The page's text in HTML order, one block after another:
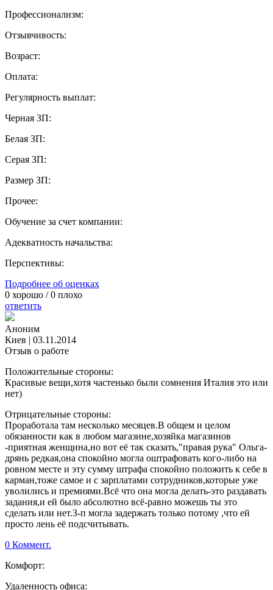
Профессионализм:
Отзывчивость:
Возраст:
Оплата:
Регулярность выплат:
Черная ЗП:
Белая ЗП:
Серая ЗП:
Размер ЗП:
Прочее:
Обучение за счет компании:
Адекватность начальства:
Перспективы:
Подробнее об оценках
0 хорошо /0 плохо
ответить
Аноним
Киев | 03.11.2014
Отзыв о работе
Положительные стороны:
Красивые вещи,хотя частенько были сомнения Италия это или
нет)
Отрицательные стороны:
Проработала там несколько месяцев.В общем и целом
обязанности как в любом магазине,хозяйка магазинов
-приятная женщина,но вот её так сказать,"правая рука" Ольга-
дрянь редкая,она спокойно могла оштрафовать кого-либо на
ровном месте и эту сумму штрафа спокойно положить к себе в
карман,тоже самое и с зарплатами сотрудников,которые уже
уволились и премиями.Всё что она могла делать-это раздавать
задания,и ей было абсолютно всё-равно можешь ты это
сделать или нет.З-п могла задержать только потому ,что ей
просто лень её подсчитывать.
0 Коммент.
Комфорт:
Удаленность офиса: